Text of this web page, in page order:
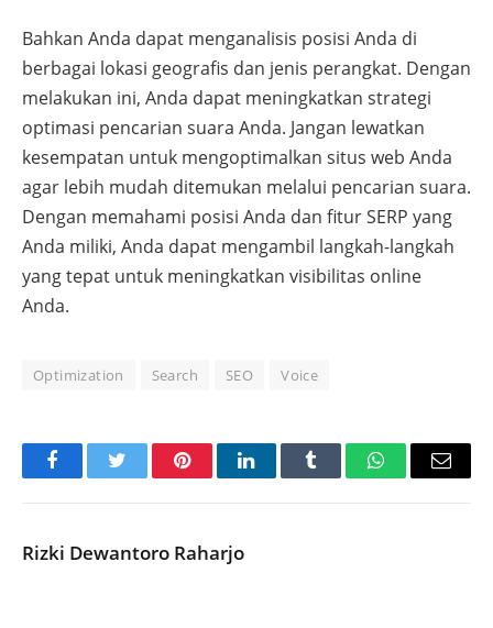
Bahkan Anda dapat menganalisis posisi Anda di
berbagai lokasi geografis dan jenis perangkat. Dengan
melakukan ini, Anda dapat meningkatkan strategi
optimasi pencarian suara Anda. Jangan lewatkan
kesempatan untuk mengoptimalkan situs web Anda
agar lebih mudah ditemukan melalui pencarian suara.
Dengan memahami posisi Anda dan fitur SERP yang
Anda miliki, Anda dapat mengambil langkah-langkah
yang tepat untuk meningkatkan visibilitas online
Anda.
Optimization Search SEO Voice
FacebookTwitter PinterestLinkedInTumblr WhatsAppEmail
Rizki Dewantoro Raharjo